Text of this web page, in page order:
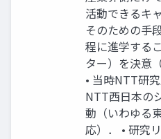
活動できるキ
そのための手
程に進学する
ター）を決意
• 当時NTT研
NTT西日本の
動（いわゆる
応）． • 研究